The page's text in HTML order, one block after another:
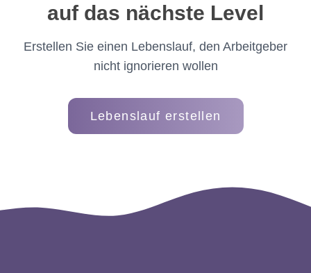
auf das nächste Level
Erstellen Sie einen Lebenslauf, den Arbeitgeber
nicht ignorieren wollen
Lebenslauf erstellen